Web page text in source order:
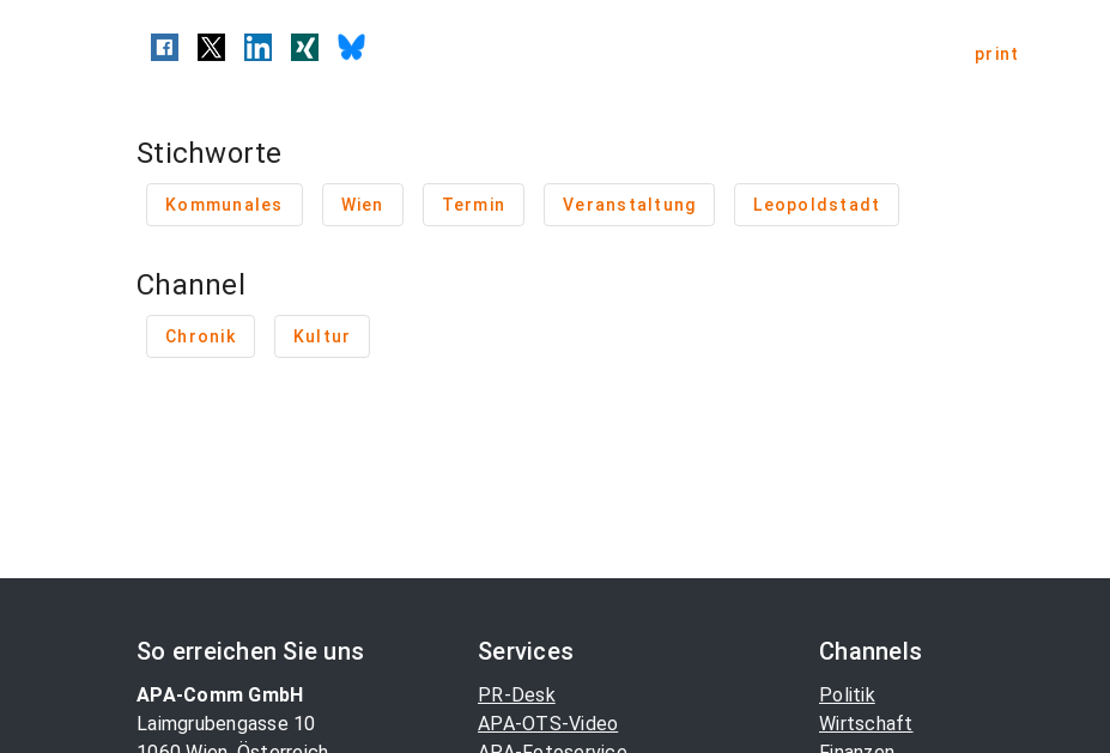
print
Stichworte
Kommunales Wien Termin Veranstaltung Leopoldstadt
Channel
Chronik Kultur
So erreichen Sie uns
APA-Comm GmbH
Laimgrubengasse 10
Services
PR-Desk
APA-OTS-Video
Channels
Politik
Wirtschaft